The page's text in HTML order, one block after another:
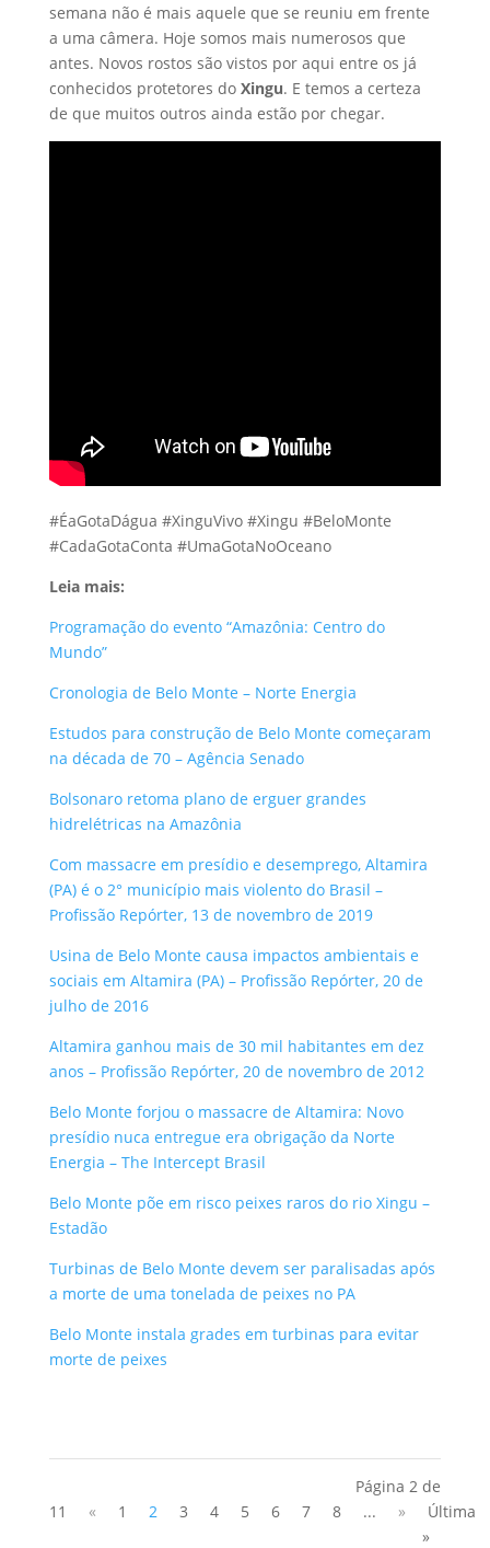
semana não é mais aquele que se reuniu em frente
a uma câmera. Hoje somos mais numerosos que
antes. Novos rostos são vistos por aqui entre os já
conhecidos protetores do Xingu. E temos a certeza
de que muitos outros ainda estão por chegar.
#ÉaGotaDágua #XinguVivo #Xingu #BeloMonte
#CadaGotaConta #UmaGotaNoOceano
Leia mais:
Programação do evento “Amazônia: Centro do
Mundo”
Cronologia de Belo Monte – Norte Energia
Estudos para construção de Belo Monte começaram
na década de 70 – Agência Senado
Bolsonaro retoma plano de erguer grandes
hidrelétricas na Amazônia
Com massacre em presídio e desemprego, Altamira
(PA) é o 2° município mais violento do Brasil –
Profissão Repórter, 13 de novembro de 2019
Usina de Belo Monte causa impactos ambientais e
sociais em Altamira (PA) – Profissão Repórter, 20 de
julho de 2016
Altamira ganhou mais de 30 mil habitantes em dez
anos – Profissão Repórter, 20 de novembro de 2012
Belo Monte forjou o massacre de Altamira: Novo
presídio nuca entregue era obrigação da Norte
Energia – The Intercept Brasil
Belo Monte põe em risco peixes raros do rio Xingu –
Estadão
Turbinas de Belo Monte devem ser paralisadas após
a morte de uma tonelada de peixes no PA
Belo Monte instala grades em turbinas para evitar
morte de peixes
Página 2 de
11
« 1 2 3 4 5 6 7 8 ... »
Última
»